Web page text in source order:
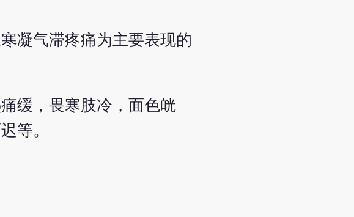
凝气滞疼痛为主要表现的
缓，畏寒肢冷，面色㿠
等。